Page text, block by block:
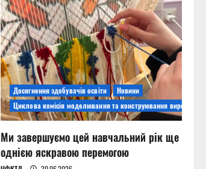
Досягнення здобувачів освіти
Новини
Циклова комісія моделювання та конструювання виробів
Ми завершуємо цей навчальний рік ще
однією яскравою перемогою